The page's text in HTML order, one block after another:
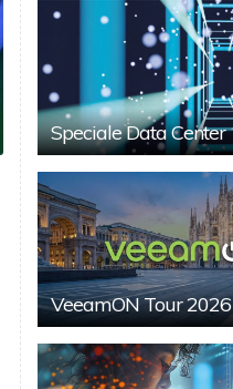
Speciale Data Center
VeeamON Tour 2026